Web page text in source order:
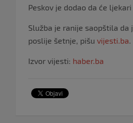
Peskov je dodao da će
Služba je ranije saopštila da
poslije šetnje, pišu vijesti.ba.
Izvor vijesti: haber.ba